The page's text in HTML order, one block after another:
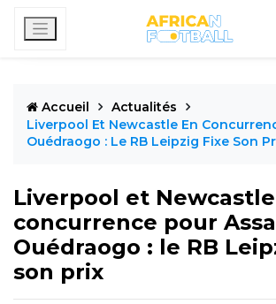
Accueil
Actualités
Liverpool Et Newcastle En
Ouédraogo : Le RB Leipzig Fixe Son
Liverpool et
concurrence pour
Ouédraogo : le RB
son prix